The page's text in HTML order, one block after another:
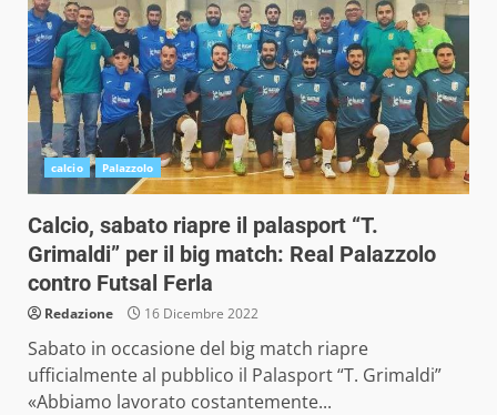
calcio Palazzolo
Calcio, sabato riapre il palasport “T.
Grimaldi” per il big match: Real Palazzolo
contro Futsal Ferla
Redazione 16 Dicembre 2022
Sabato in occasione del big match riapre
ufficialmente al pubblico il Palasport “T. Grimaldi”
«Abbiamo lavorato costantemente...